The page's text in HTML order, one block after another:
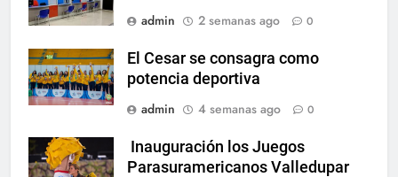
admin
2 semanas ago 0
El Cesar se consagra como
potencia deportiva
admin
4 semanas ago 0
Inauguración los Juegos
Parasuramericanos Valledupar